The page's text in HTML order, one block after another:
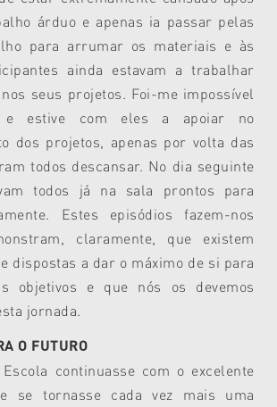
árduo e apenas ia passar pelas
para arrumar os materiais e às
ainda estavam a trabalhar
seus projetos. Foi-me impossível
e estive com eles a apoiar no
dos projetos, apenas por volta das
todos descansar. No dia seguinte
todos já na sala prontos para
Estes episódios fazem-nos
claramente, que existem
dispostas a dar o máximo de si para
objetivos e que nós os devemos
jornada.
O FUTURO
continuasse com o excelente
se tornasse cada vez mais uma